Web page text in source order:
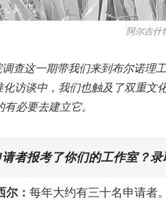
阿尔吉什
查这一期带我们来到布尔诺理
化访谈中，我们也触及了双重文
必要去建立它。
者报考了你们的工作室？录
尔： 每年大约有三十名申请者